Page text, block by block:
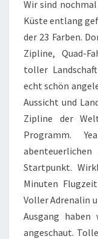
Wir sind
Küste entlang
der 23 Farben.
Zipline, Quad-
toller
echt schön
Aussicht und
Zipline der
Programm.
Startpunkt.
Minuten
Voller Adrenalin
Ausgang
angeschaut.